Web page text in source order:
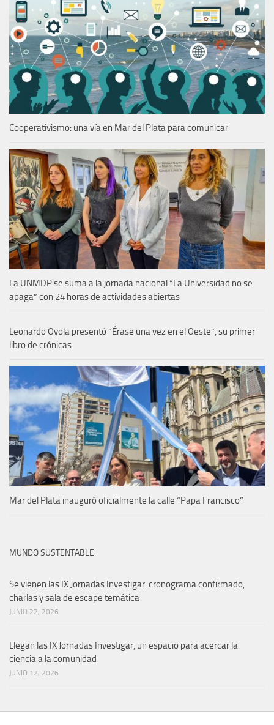
Cooperativismo: una vía en Mar del Plata para comunicar
La UNMDP se suma a la jornada nacional “La Universidad no se
apaga” con 24 horas de actividades abiertas
Leonardo Oyola presentó “Érase una vez en el Oeste”, su primer
libro de crónicas
Mar del Plata inauguró oficialmente la calle “Papa Francisco”
MUNDO SUSTENTABLE
Se vienen las IX Jornadas Investigar: cronograma confirmado,
charlas y sala de escape temática
JUNIO 22, 2026
Llegan las IX Jornadas Investigar, un espacio para acercar la
ciencia a la comunidad
JUNIO 12, 2026